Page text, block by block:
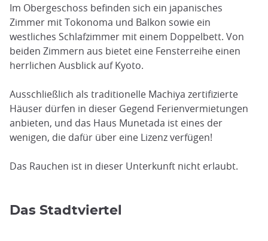
Im Obergeschoss befinden sich ein japanisches
Zimmer mit Tokonoma und Balkon sowie ein
westliches Schlafzimmer mit einem Doppelbett. Von
beiden Zimmern aus bietet eine Fensterreihe einen
herrlichen Ausblick auf Kyoto.
Ausschließlich als traditionelle Machiya zertifizierte
Häuser dürfen in dieser Gegend Ferienvermietungen
anbieten, und das Haus Munetada ist eines der
wenigen, die dafür über eine Lizenz verfügen!
Das Rauchen ist in dieser Unterkunft nicht erlaubt.
Das Stadtviertel